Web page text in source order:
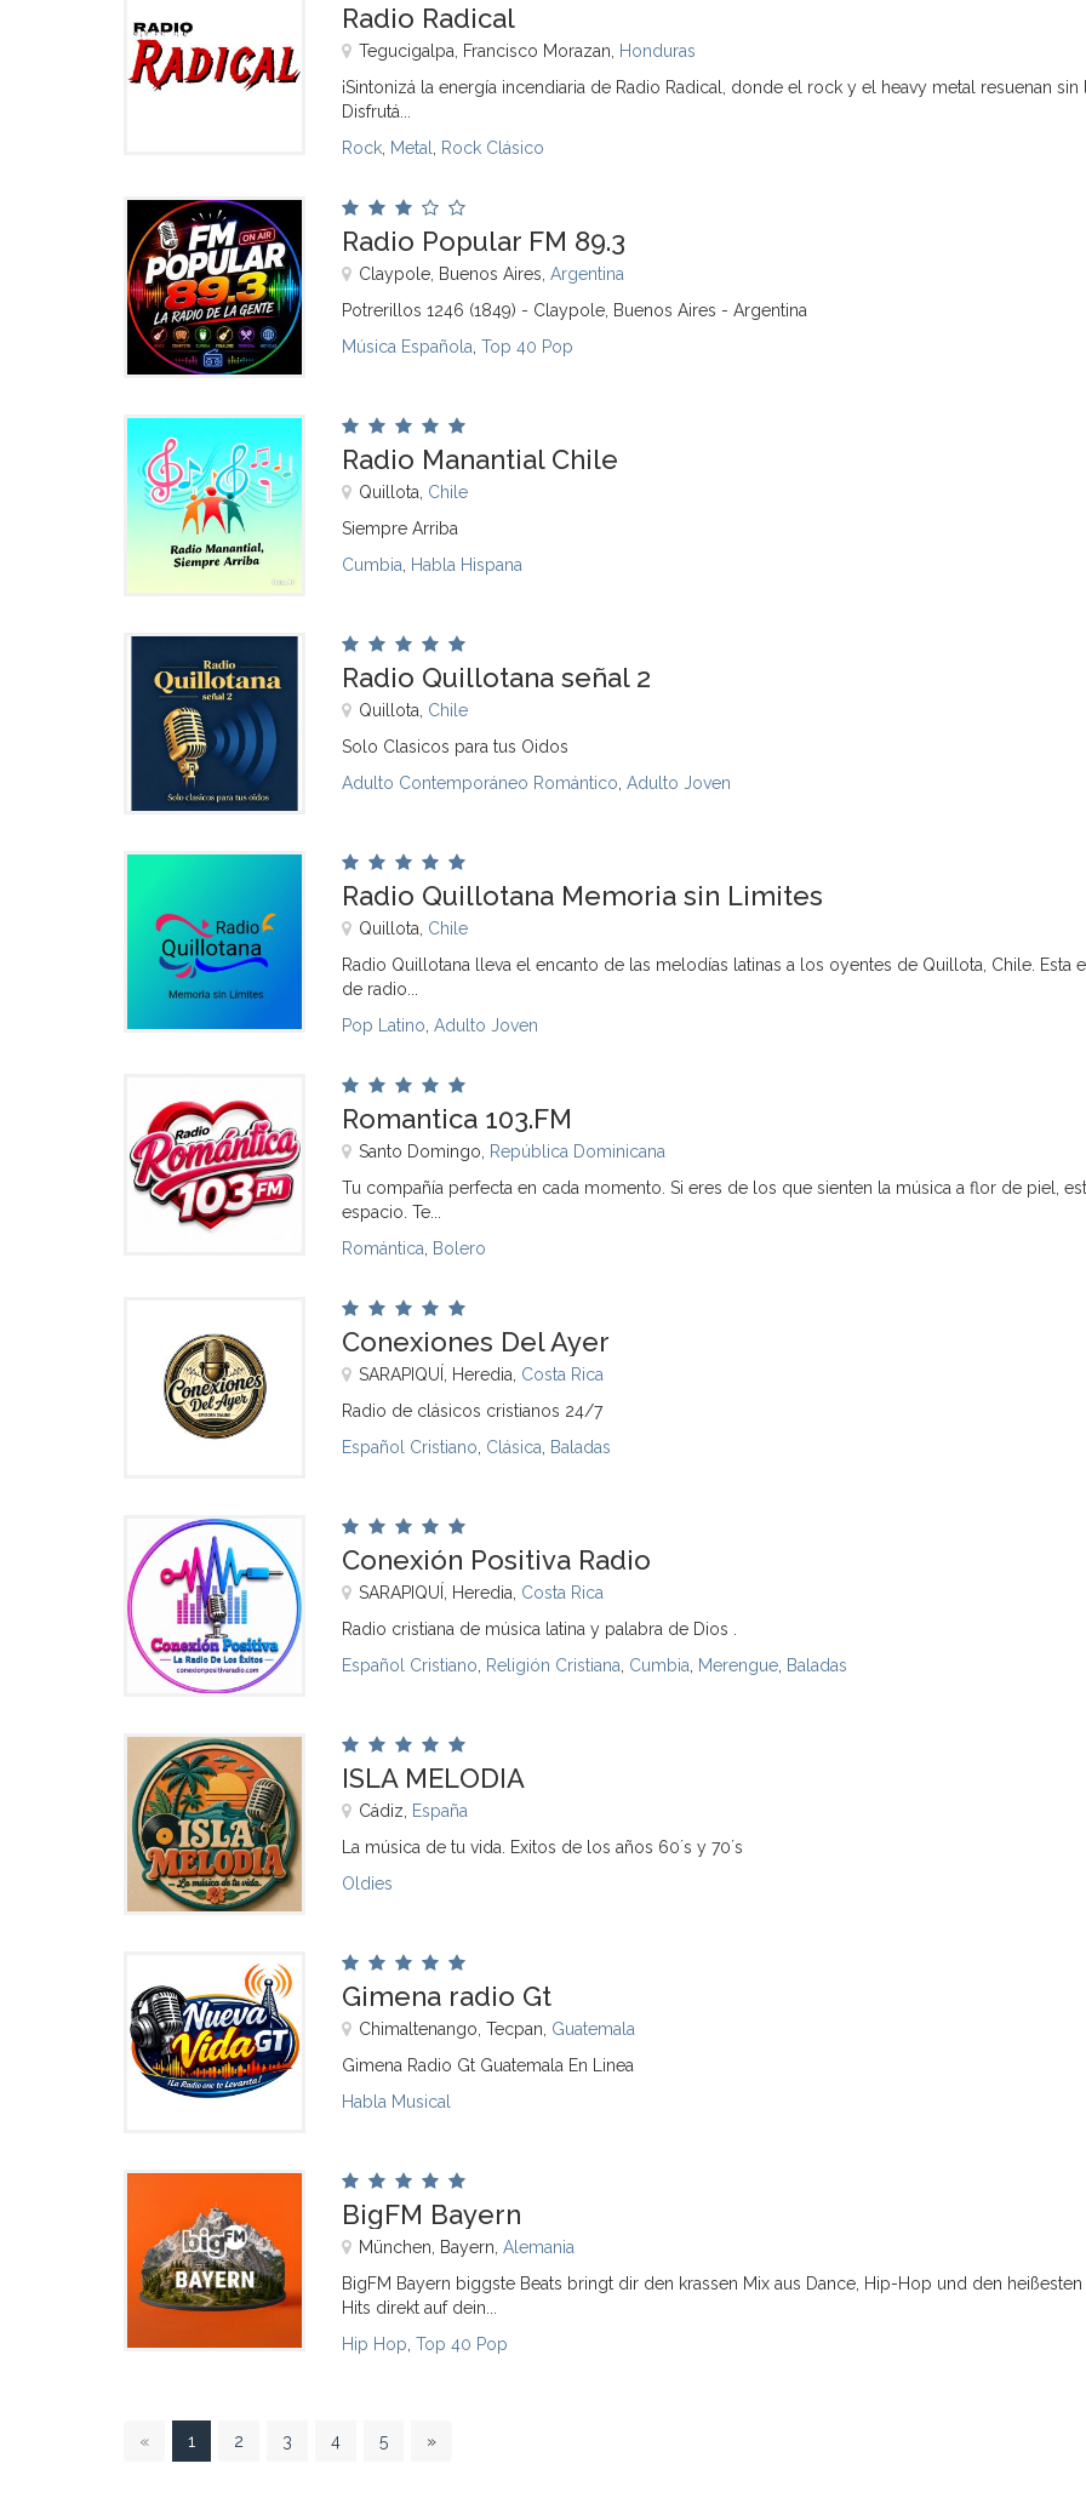
Radio Radical
Tegucigalpa, Francisco Morazan,
Honduras
¡Sintonizá la energía incendiaria de Radio Radical, donde el rock y el heavy metal resuenan sin
Disfrutá...
Rock Metal Rock Clásico
Radio Popular FM 89.3
Claypole, Buenos Aires, Argentina
Potrerillos 1246 (1849) - Claypole, Buenos Aires - Argentina
Música Española Top 40 Pop
Radio Manantial Chile
Quillota, Chile
Siempre Arriba
Cumbia
Habla Hispana
Radio Quillotana señal 2
Quillota, Chile
Solo Clasicos para tus Oidos
Adulto Contemporáneo Romántico Adulto Joven
Radio Quillotana Memoria sin Limites
Quillota, Chile
Radio Quillotana lleva el encanto de las melodías latinas a los oyentes de Quillota, Chile. Esta
de radio...
Pop Latino Adulto Joven
Romantica 103.FM
Santo Domingo,
República Dominicana
Tu compañía perfecta en cada momento. Si eres de los que sienten la música a flor de piel,
espacio. Te...
Romántica
Bolero
Conexiones Del Ayer
SARAPIQUÍ, Heredia, Costa Rica
Radio de clásicos cristianos 24/7
Español Cristiano Clásica Baladas
Conexión Positiva Radio
SARAPIQUÍ, Heredia, Costa Rica
Radio cristiana de música latina y palabra de Dios .
Español Cristiano
Religión Cristiana Cumbia Merengue Baladas
ISLA MELODIA
Cádiz,
España
La música de tu vida. Exitos de los años 60´s y 70´s
Oldies
Gimena radio Gt
Chimaltenango, Tecpan, Guatemala
Gimena Radio Gt Guatemala En Linea
Habla Musical
BigFM Bayern
München, Bayern, Alemania
BigFM Bayern biggste Beats bringt dir den krassen Mix aus Dance, Hip-Hop und den heißesten
Hits direkt auf dein...
Hip Hop Top 40 Pop
« 1 2 3 4 5 »